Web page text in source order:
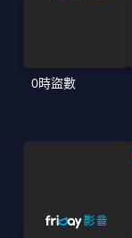
0時盜數